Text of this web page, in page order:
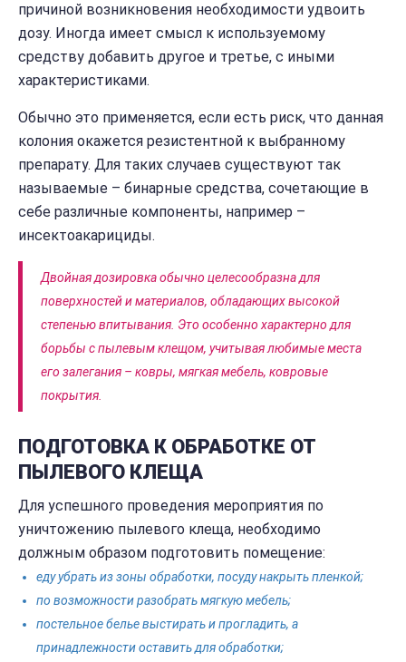
причиной возникновения необходимости удвоить
дозу. Иногда имеет смысл к используемому
средству добавить другое и третье, с иными
характеристиками.
Обычно это применяется, если есть риск, что данная
колония окажется резистентной к выбранному
препарату. Для таких случаев существуют так
называемые – бинарные средства, сочетающие в
себе различные компоненты, например –
инсектоакарициды.
Двойная дозировка обычно целесообразна для
поверхностей и материалов, обладающих высокой
степенью впитывания. Это особенно характерно для
борьбы с пылевым клещом, учитывая любимые места
его залегания – ковры, мягкая мебель, ковровые
покрытия.
ПОДГОТОВКА К ОБРАБОТКЕ ОТ
ПЫЛЕВОГО КЛЕЩА
Для успешного проведения мероприятия по
уничтожению пылевого клеща, необходимо
должным образом подготовить помещение:
еду убрать из зоны обработки, посуду накрыть пленкой;
по возможности разобрать мягкую мебель;
постельное белье выстирать и прогладить, а
принадлежности оставить для обработки;